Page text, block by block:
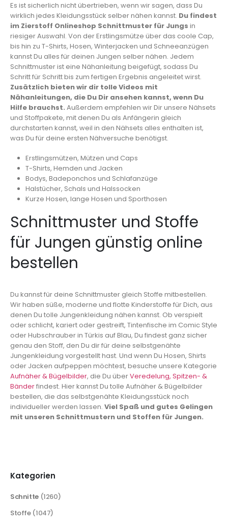
Es ist sicherlich nicht übertrieben, wenn wir sagen, dass Du
wirklich jedes Kleidungsstück selber nähen kannst. Du findest
im Zierstoff Onlineshop Schnittmuster für Jungs in
riesiger Auswahl. Von der Erstlingsmütze über das coole Cap,
bis hin zu T-Shirts, Hosen, Winterjacken und Schneeanzügen
kannst Du alles für deinen Jungen selber nähen. Jedem
Schnittmuster ist eine Nähanleitung beigefügt, sodass Du
Schritt für Schritt bis zum fertigen Ergebnis angeleitet wirst.
Zusätzlich bieten wir dir tolle Videos mit
Nähanleitungen, die Du Dir ansehen kannst, wenn Du
Hilfe brauchst. Außerdem empfehlen wir Dir unsere Nähsets
und Stoffpakete, mit denen Du als Anfängerin gleich
durchstarten kannst, weil in den Nähsets alles enthalten ist,
was Du für deine ersten Nähversuche benötigst.
Erstlingsmützen, Mützen und Caps
T-Shirts, Hemden und Jacken
Bodys, Badeponchos und Schlafanzüge
Halstücher, Schals und Halssocken
Kurze Hosen, lange Hosen und Sporthosen
Schnittmuster und Stoffe
für Jungen günstig online
bestellen
Du kannst für deine Schnittmuster gleich Stoffe mitbestellen.
Wir haben süße, moderne und flotte Kinderstoffe für Dich, aus
denen Du tolle Jungenkleidung nähen kannst. Ob verspielt
oder schlicht, kariert oder gestreift, Tintenfische im Comic Style
oder Hubschrauber in Türkis auf Blau, Du findest ganz sicher
genau den Stoff, den Du dir für deine selbstgenähte
Jungenkleidung vorgestellt hast. Und wenn Du Hosen, Shirts
oder Jacken aufpeppen möchtest, besuche unsere Kategorie
Aufnäher & Bügelbilder, die Du überVeredelung, Spitzen- &
Bänderfindest. Hier kannst Du tolle Aufnäher & Bügelbilder
bestellen, die das selbstgenähte Kleidungsstück noch
individueller werden lassen. Viel Spaß und gutes Gelingen
mit unseren Schnittmustern und Stoffen für Jungen.
Kategorien
Schnitte (1260)
Stoffe (1047)